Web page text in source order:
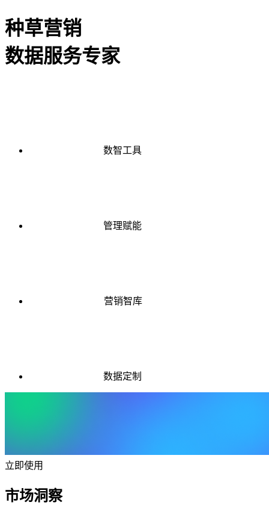
种草营销
数据服务专家
数智工具
管理赋能
营销智库
数据定制
立即使用
市场洞察